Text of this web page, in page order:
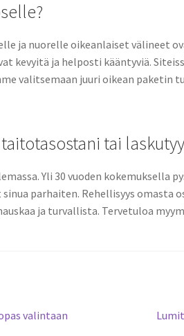
ja nuorelle oikeanlaiset välineet
kevyitä ja helposti kääntyviä.
valitsemaan juuri oikean paketin
tai
Yli 30 vuoden kokemuksella
parhaiten. Rehellisyys omasta
ja turvallista. Tervetuloa
valintaan
Next